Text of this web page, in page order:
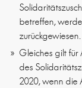
betreffen,
zurückgewiesen.
Gleiches gilt für
des
2020, wenn die